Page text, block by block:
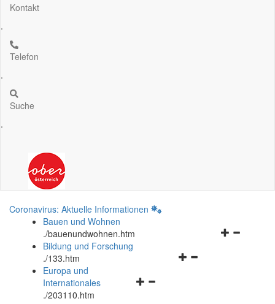
Kontakt
.
Telefon
.
Suche
.
Coronavirus: Aktuelle Informationen
Bauen und Wohnen
./bauenundwohnen.htm
Navigationsmenü
Bildung und Forschung
./133.htm
Navigationsmenü
Europa und
Internationales
./203110.htm